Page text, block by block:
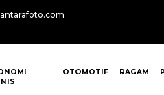
OTOMOTIF RAGAM